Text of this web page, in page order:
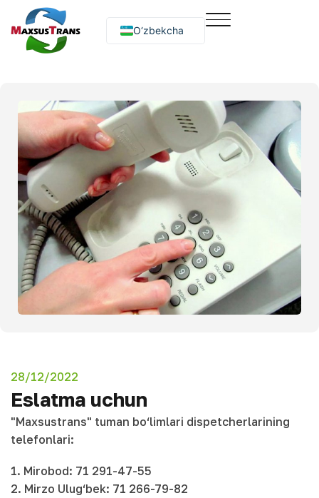
O‘zbekcha
Русский
28/12/2022
Eslatma uchun
"Maxsustrans" tuman bo‘limlari dispetcherlarining
telefonlari:
1. Mirobod: 71 291-47-55
2. Mirzo Ulug‘bek: 71 266-79-82